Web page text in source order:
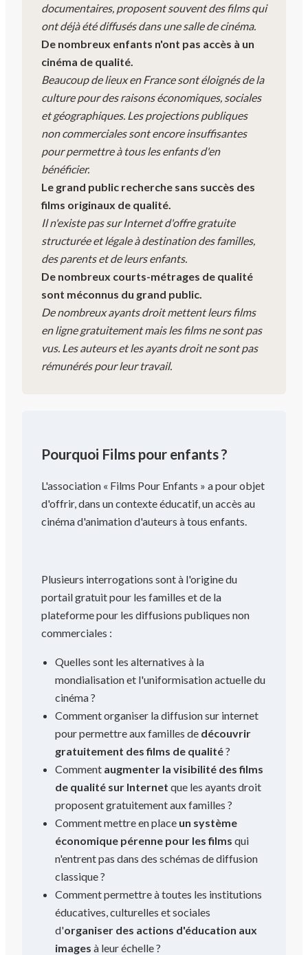
documentaires, proposent souvent des films qui
ont déjà été diffusés dans une salle de cinéma.
De nombreux enfants n'ont pas accès à un
cinéma de qualité.
Beaucoup de lieux en France sont éloignés de la
culture pour des raisons économiques, sociales
et géographiques. Les projections publiques
non commerciales sont encore insuffisantes
pour permettre à tous les enfants d'en
bénéficier.
Le grand public recherche sans succès des
films originaux de qualité.
Il n'existe pas sur Internet d'offre gratuite
structurée et légale à destination des familles,
des parents et de leurs enfants.
De nombreux courts-métrages de qualité
sont méconnus du grand public.
De nombreux ayants droit mettent leurs films
en ligne gratuitement mais les films ne sont pas
vus. Les auteurs et les ayants droit ne sont pas
rémunérés pour leur travail.
Pourquoi Films pour enfants ?
L'association « Films Pour Enfants » a pour objet
d'offrir, dans un contexte éducatif, un accès au
cinéma d'animation d'auteurs à tous enfants.
Plusieurs interrogations sont à l'origine du
portail gratuit pour les familles et de la
plateforme pour les diffusions publiques non
commerciales :
Quelles sont les alternatives à la
mondialisation et l'uniformisation actuelle du
cinéma ?
Comment organiser la diffusion sur internet
pour permettre aux familles de découvrir
gratuitement des films de qualité?
Comment augmenter la visibilité des films
de qualité sur Internet que les ayants droit
proposent gratuitement aux familles ?
Comment mettre en place un système
économique pérenne pour les films qui
n'entrent pas dans des schémas de diffusion
classique ?
Comment permettre à toutes les institutions
éducatives, culturelles et sociales
d'organiser des actions d'éducation aux
images à leur échelle ?